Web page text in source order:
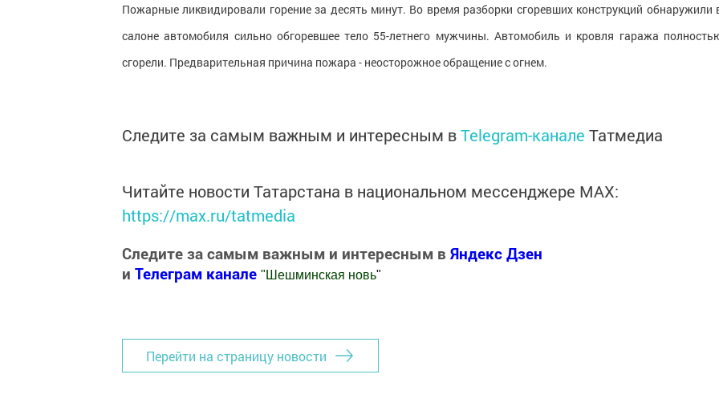
Пожарные ликвидировали горение за десять минут. Во время разборки сгоревших конструкций обнаружили
салоне автомобиля сильно обгоревшее тело 55-летнего мужчины. Автомобиль и кровля гаража
сгорели. Предварительная причина пожара - неосторожное обращение с огнем.
Следите за самым важным и интересным вTelegram-канале Татмедиа
Читайте новости Татарстана в национальном мессенджере MАХ:
https://max.ru/tatmedia
Следите за самым важным и интересным в Яндекс Дзен
и Телеграм канале " Шешминская новь"
Перейти на страницу новости